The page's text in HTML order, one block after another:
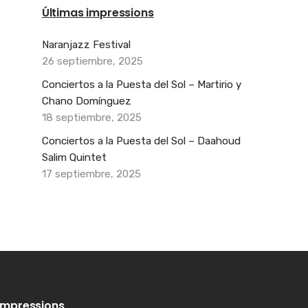
Últimas impressions
Naranjazz Festival
26 septiembre, 2025
Conciertos a la Puesta del Sol – Martirio y
Chano Domínguez
18 septiembre, 2025
Conciertos a la Puesta del Sol – Daahoud
Salim Quintet
17 septiembre, 2025